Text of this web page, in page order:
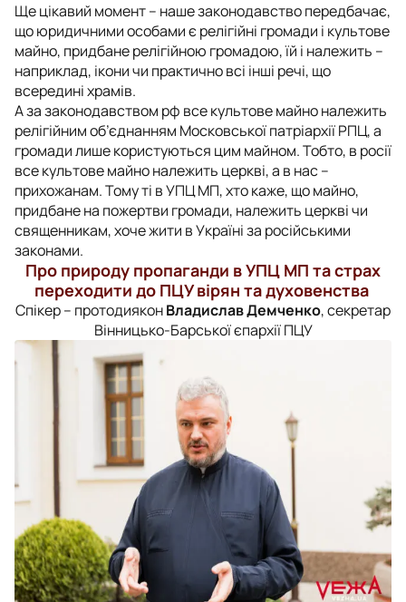
Ще цікавий момент – наше законодавство передбачає,
що юридичними особами є релігійні громади і культове
майно, придбане релігійною громадою, їй і належить –
наприклад, ікони чи практично всі інші речі, що
всередині храмів.
А за законодавством рф все культове майно належить
релігійним об’єднанням Московської патріархії РПЦ, а
громади лише користуються цим майном. Тобто, в росії
все культове майно належить церкві, а в нас –
прихожанам. Тому ті в УПЦ МП, хто каже, що майно,
придбане на пожертви громади, належить церкві чи
священникам, хоче жити в Україні за російськими
законами.
Про природу пропаганди в УПЦ МП та страх
переходити до ПЦУ вірян та духовенства
Спікер – протодияконВладислав Демченко, секретар
Вінницько-Барської єпархії ПЦУ